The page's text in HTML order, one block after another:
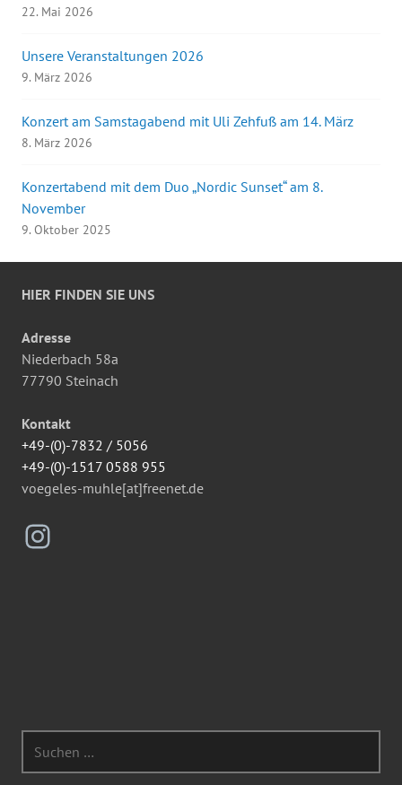
22. Mai 2026
Unsere Veranstaltungen 2026
9. März 2026
Konzert am Samstagabend mit Uli Zehfuß am 14. März
8. März 2026
Konzertabend mit dem Duo „Nordic Sunset“ am 8.
November
9. Oktober 2025
HIER FINDEN SIE UNS
Adresse
Niederbach 58a
77790 Steinach
Kontakt
+49-(0)-7832 / 5056
+49-(0)-1517 0588 955
voegeles-muhle[at]freenet.de
Instagram
nach: